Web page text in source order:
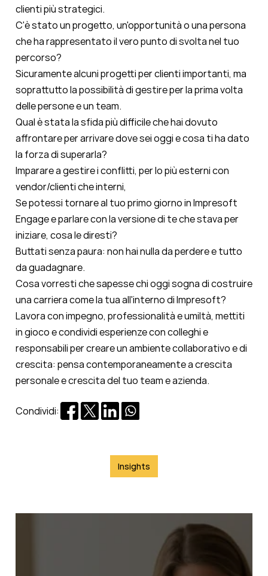
clienti più strategici.
C'è stato un progetto, un'opportunità o una persona
che ha rappresentato il vero punto di svolta nel tuo
percorso?
Sicuramente alcuni progetti per clienti importanti, ma
soprattutto la possibilità di gestire per la prima volta
delle persone e un team.
Qual è stata la sfida più difficile che hai dovuto
affrontare per arrivare dove sei oggi e cosa ti ha dato
la forza di superarla?
Imparare a gestire i conflitti, per lo più esterni con
vendor/clienti che interni,
Se potessi tornare al tuo primo giorno in Impresoft
Engagee parlare con la versione di te che stava per
iniziare, cosa le diresti?
Buttati senza paura: non hai nulla da perdere e tutto
da guadagnare.
Cosa vorresti che sapesse chi oggi sogna di costruire
una carriera come la tua all'interno di Impresoft?
Lavora con impegno, professionalità e umiltà, mettiti
in gioco e condividi esperienze con colleghi e
responsabili per creare un ambiente collaborativo e di
crescita: pensa contemporaneamente a crescita
personale e crescita del tuo team e azienda.
Condividi:
Insights